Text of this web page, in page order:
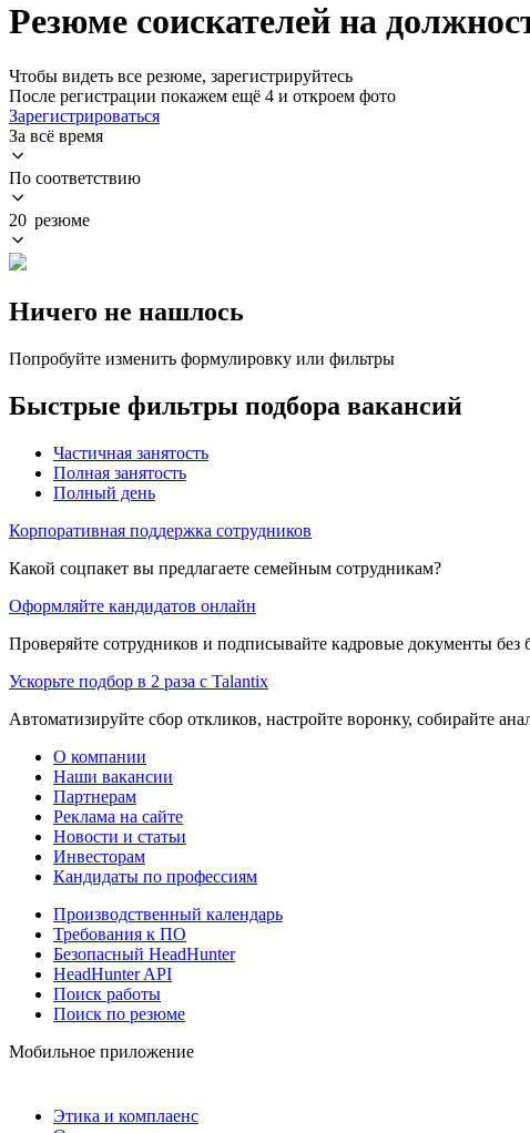
Резюме соискателей на
Чтобы видеть все резюме, зарегистрируйтесь
После регистрации покажем ещё 4 и откроем фото
Зарегистрироваться
За всё время
По соответствию
20 резюме
Ничего не нашлось
Попробуйте изменить формулировку или фильтры
Быстрые фильтры подбора вакансий
Частичная занятость
Полная занятость
Полный день
Корпоративная поддержка сотрудников
Какой соцпакет вы предлагаете семейным сотрудникам?
Оформляйте кандидатов онлайн
Проверяйте сотрудников и подписывайте кадровые документы без
Ускорьте подбор в 2 раза с Talantix
Автоматизируйте сбор откликов, настройте воронку, собирайте
О компании
Наши вакансии
Партнерам
Реклама на сайте
Новости и статьи
Инвесторам
Кандидаты по профессиям
Производственный календарь
Требования к ПО
Безопасный HeadHunter
HeadHunter API
Поиск работы
Поиск по резюме
Мобильное приложение
Этика и комплаенс